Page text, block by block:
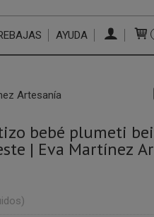
AYUDA
Artesanía
bebé plumeti
| Eva Martínez